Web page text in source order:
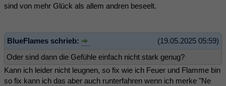
sind von mehr Glück als allem andren beseelt.
(19.05.2025 05:59)
BlueFlames schrieb:
Oder sind dann die Gefühle einfach nicht stark genug?
Kann ich leider nicht leugnen, so fix wie ich Feuer und Flamme bin
so fix kann ich das aber auch runterfahren wenn ich merke "Ne